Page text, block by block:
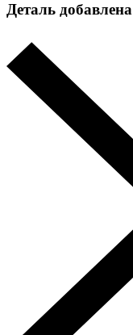
Деталь добавлена